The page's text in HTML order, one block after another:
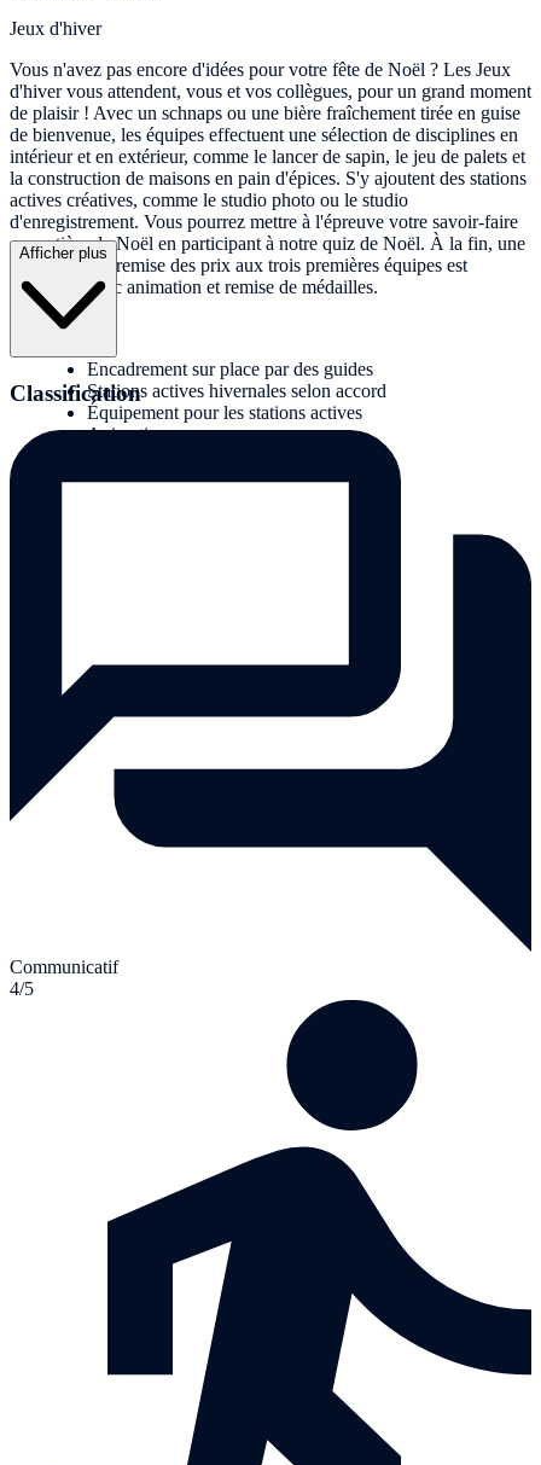
Jeux d'hiver
Vous n'avez pas encore d'idées pour votre fête de Noël ? Les Jeux
d'hiver vous attendent, vous et vos collègues, pour un grand moment
de plaisir ! Avec un schnaps ou une bière fraîchement tirée en guise
de bienvenue, les équipes effectuent une sélection de disciplines en
intérieur et en extérieur, comme le lancer de sapin, le jeu de palets et
la construction de maisons en pain d'épices. S'y ajoutent des stations
actives créatives, comme le studio photo ou le studio
d'enregistrement. Vous pourrez mettre à l'épreuve votre savoir-faire
en matière de Noël en participant à notre quiz de Noël. À la fin, une
cérémonie de remise des prix aux trois premières équipes est
organisée avec animation et remise de médailles.
Prestations :
Encadrement sur place par des guides
Stations actives hivernales selon accord
Équipement pour les stations actives
Animation
Afficher plus
Classification
Communicatif
4/5